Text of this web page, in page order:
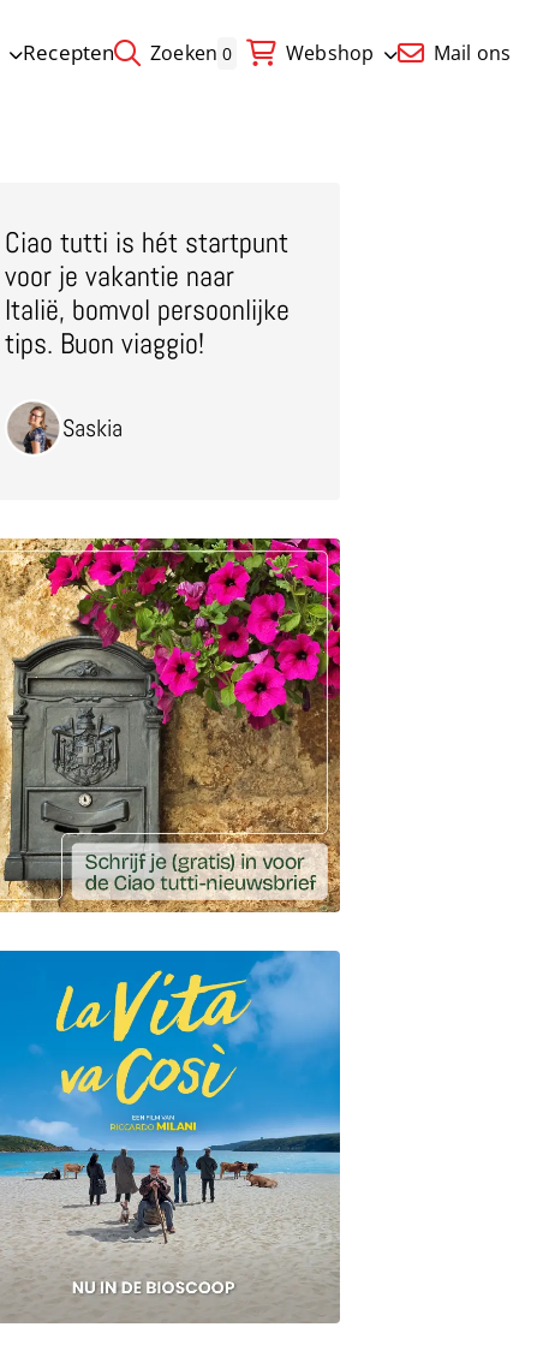
Recepten Zoeken 0 Webshop Mail ons
Ciao tutti is hét startpunt
voor je vakantie naar
Italië, bomvol persoonlijke
tips. Buon viaggio!
Saskia